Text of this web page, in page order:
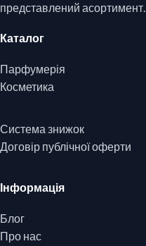
представлений асортимент.
Каталог
Парфумерія
Косметика
Система знижок
Договір публічної оферти
Інформація
Блог
Про нас